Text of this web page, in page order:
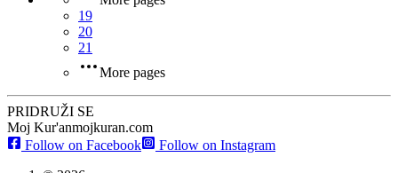
19
20
21
More pages
PRIDRUŽI SE
Moj Kur'anmojkuran.com
Follow on Facebook
Follow on Instagram